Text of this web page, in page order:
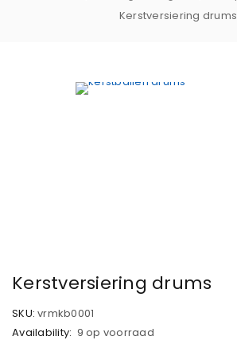
Kerstversiering drums
Kerstversiering drums
SKU: vrmkb0001
Availability: 9 op voorraad